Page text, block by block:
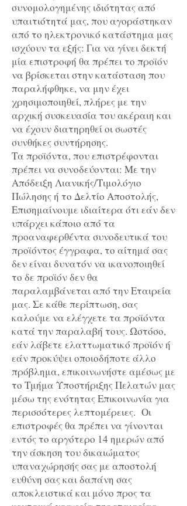
συνομολογημένης ιδιότητας από
υπαιτιότητά μας, που αγοράστηκαν
από το ηλεκτρονικό κατάστημα μας
ισχύουν τα εξής: Για να γίνει δεκτή
μία επιστροφή θα πρέπει το προϊόν
να βρίσκεται στην κατάσταση που
παραλήφθηκε, να μην έχει
χρησιμοποιηθεί, πλήρες με την
αρχική συσκευασία του ακέραιη και
να έχουν διατηρηθεί οι σωστές
συνθήκες συντήρησης.
Τα προϊόντα, που επιστρέφονται
πρέπει να συνοδεύονται: Με την
Απόδειξη Λιανικής/Τιμολόγιο
Πώλησης ή το Δελτίο Αποστολής,
Επισημαίνουμε ιδιαίτερα ότι εάν δεν
υπάρχει κάποιο από τα
προαναφερθέντα συνοδευτικά του
προϊόντος έγγραφα, το αίτημά σας
δεν είναι δυνατόν να ικανοποιηθεί
το δε προϊόν δεν θα
παραλαμβάνεται από την Εταιρεία
μας. Σε κάθε περίπτωση, σας
καλούμε να ελέγχετε τα προϊόντα
κατά την παραλαβή τους. Ωστόσο,
εάν λάβετε ελαττωματικό προϊόν ή
εάν προκύψει οποιοδήποτε άλλο
πρόβλημα, επικοινωνήστε αμέσως με
το Τμήμα Υποστήριξης Πελατών μας
μέσω της ενότητας Επικοινωνία για
περισσότερες λεπτομέρειες. Οι
επιστροφές θα πρέπει να γίνονται
εντός το αργότερο 14 ημερών από
την άσκηση του δικαιώματος
υπαναχώρησής σας με αποστολή
ευθύνη σας και δαπάνη σας
αποκλειστικά και μόνο προς τα